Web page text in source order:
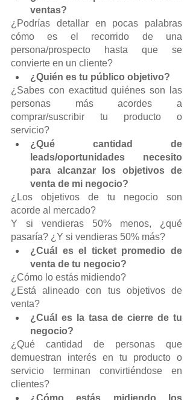
ventas?
¿Podrías detallar en pocas palabras
cómo es el recorrido de una
persona/prospecto hasta que se
convierte en un cliente?
¿Quién es tu público objetivo?
¿Sabes con exactitud quiénes son las
personas más acordes a
comprar/suscribir tu producto o
servicio?
¿Qué cantidad de
leads/oportunidades necesito
para alcanzar los objetivos de
venta de mi negocio?
¿Los objetivos de tu negocio son
acorde al mercado?
Y si vendieras 50% menos, ¿qué
pasaría? ¿Y si vendieras 50% más?
¿Cuál es el ticket promedio de
venta de tu negocio?
¿Cómo lo estás midiendo?
¿Está alineado con tus objetivos de
venta?
¿Cuál es la tasa de cierre de tu
negocio?
¿Qué cantidad de personas que
demuestran interés en tu producto o
servicio terminan convirtiéndose en
clientes?
¿Cómo estás midiendo los